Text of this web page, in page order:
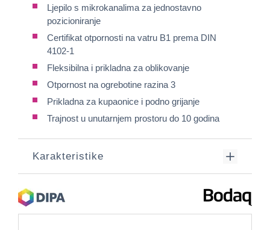
Ljepilo s mikrokanalima za jednostavno
pozicioniranje
Certifikat otpornosti na vatru B1 prema DIN
4102-1
Fleksibilna i prikladna za oblikovanje
Otpornost na ogrebotine razina 3
Prikladna za kupaonice i podno grijanje
Trajnost u unutarnjem prostoru do 10 godina
Karakteristike